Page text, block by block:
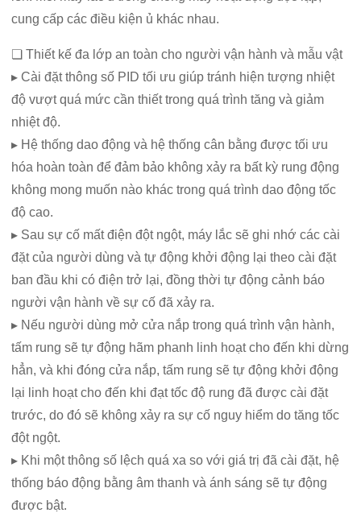
cung cấp các điều kiện ủ khác nhau.
❏ Thiết kế đa lớp an toàn cho người vận hành và mẫu vật
▸ Cài đặt thông số PID tối ưu giúp tránh hiện tượng nhiệt
độ vượt quá mức cần thiết trong quá trình tăng và giảm
nhiệt độ.
▸ Hệ thống dao động và hệ thống cân bằng được tối ưu
hóa hoàn toàn để đảm bảo không xảy ra bất kỳ rung động
không mong muốn nào khác trong quá trình dao động tốc
độ cao.
▸ Sau sự cố mất điện đột ngột, máy lắc sẽ ghi nhớ các cài
đặt của người dùng và tự động khởi động lại theo cài đặt
ban đầu khi có điện trở lại, đồng thời tự động cảnh báo
người vận hành về sự cố đã xảy ra.
▸ Nếu người dùng mở cửa nắp trong quá trình vận hành,
tấm rung sẽ tự động hãm phanh linh hoạt cho đến khi dừng
hẳn, và khi đóng cửa nắp, tấm rung sẽ tự động khởi động
lại linh hoạt cho đến khi đạt tốc độ rung đã được cài đặt
trước, do đó sẽ không xảy ra sự cố nguy hiểm do tăng tốc
đột ngột.
▸ Khi một thông số lệch quá xa so với giá trị đã cài đặt, hệ
thống báo động bằng âm thanh và ánh sáng sẽ tự động
được bật.